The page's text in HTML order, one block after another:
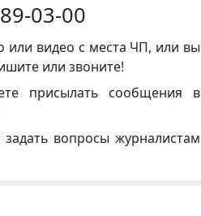
03-00
или видео с места ЧП, или вы
или звоните!
присылать сообщения в
вопросы журналистам